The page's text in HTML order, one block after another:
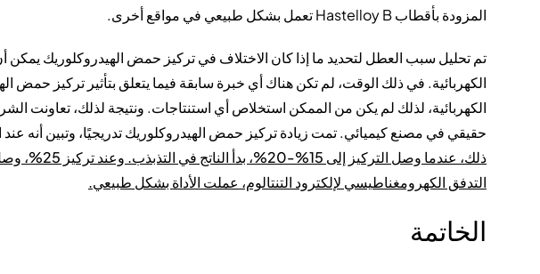
المزودة بأقطاب Hastelloy B تعمل بشكل طبيعي في مواقع أخرى.
تم تحليل سبب العطل لتحديد ما إذا كان الاختلاف في تركيز حمض الهيدروكلوريك
الكهربائية. في ذلك الوقت، لم تكن هناك أي خبرة سابقة فيما يتعلق بتأثير تركيز حمض
الكهربائية، لذلك لم يكن من الممكن استخلاص أي استنتاجات. ونتيجة لذلك، تعاونت
حقيقي في مصنع كيميائي. تمت زيادة تركيز حمض الهيدروكلوريك تدريجيًا، وتبين أنه
التدفق الكهرومغناطيسي لإلكترود التنتالوم، عملت الأداة بشكل طبيعي.
الخاتمة